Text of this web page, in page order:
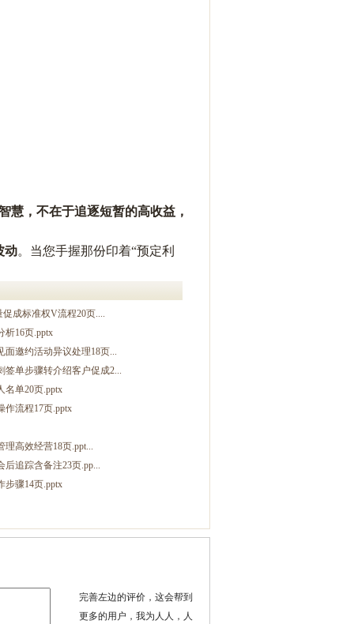
慧，不在于追逐短暂的高收益，
动。当您手握那份印着“预定利
成标准权V流程20页....
析16页.pptx
邀约活动异议处理18页...
单步骤转介绍客户促成2...
名单20页.pptx
作流程17页.pptx
高效经营18页.ppt...
追踪含备注23页.pp...
步骤14页.pptx
完善左边的评价，这会帮到
更多的用户，我为人人，人